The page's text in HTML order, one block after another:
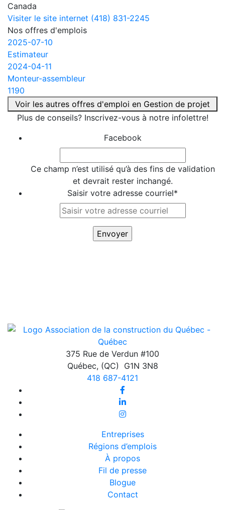
Canada
Visiter le site internet (418) 831-2245
Nos offres d'emplois
2025-07-10
Estimateur
2024-04-11
Monteur-assembleur
1190
Voir les autres offres d'emploi en Gestion de projet
Plus de conseils? Inscrivez-vous à notre infolettre!
Facebook
Ce champ n’est utilisé qu’à des fins de validation
et devrait rester inchangé.
Saisir votre adresse courriel*
375 Rue de Verdun #100
Québec, (QC)
G1N 3N8
418 687-4121
Entreprises
Régions d’emplois
À propos
Fil de presse
Blogue
Contact